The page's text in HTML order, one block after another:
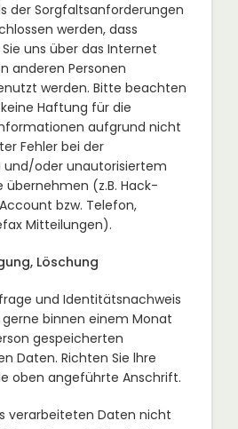
der Sorgfaltsanforderungen
werden, dass
uns über das Internet
anderen Personen
werden. Bitte beachten
Haftung für die
aufgrund nicht
Fehler bei der
oder unautorisiertem
(z.B. Hack-
bzw. Telefon,
Mitteilungen).
Löschung
und Identitätsnachweis
binnen einem Monat
gespeicherten
Daten. Richten Sie lhre
oben angeführte Anschrift.
verarbeiteten Daten nicht